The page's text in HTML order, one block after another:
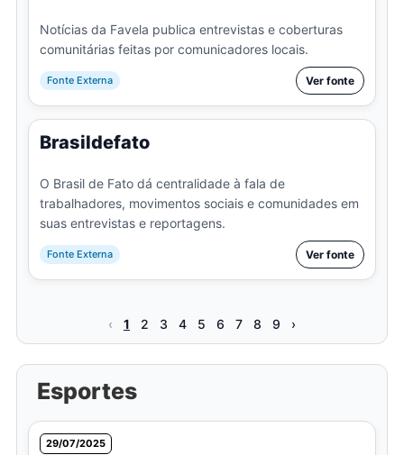
Notícias da Favela publica entrevistas e coberturas
comunitárias feitas por comunicadores locais.
Fonte Externa Ver fonte
Brasildefato
O Brasil de Fato dá centralidade à fala de
trabalhadores, movimentos sociais e comunidades em
suas entrevistas e reportagens.
Fonte Externa Ver fonte
‹ 1 2 3 4 5 6 7 8 9 ›
Esportes
29/07/2025